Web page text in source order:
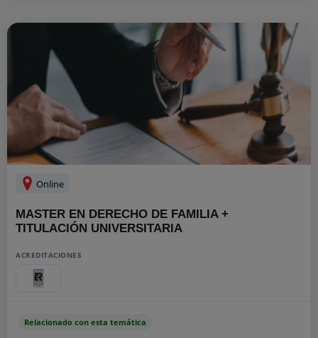
Online
MASTER EN DERECHO DE FAMILIA +
TITULACIÓN UNIVERSITARIA
ACREDITACIONES
Relacionado con esta temática